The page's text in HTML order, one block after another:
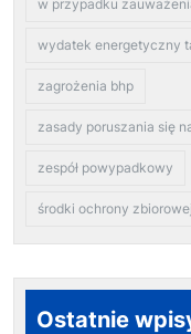
w przypadku
wydatek energetyczny
zagrożenia bhp
zasady poruszania się
zespół powypadkowy
środki ochrony
Ostatnie